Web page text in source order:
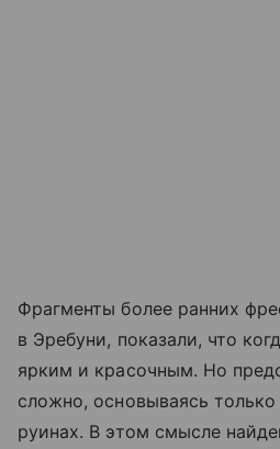
Фрагменты более ранних
в Эребуни, показали, что
ярким и красочным. Но
сложно, основываясь
руинах. В этом смысле